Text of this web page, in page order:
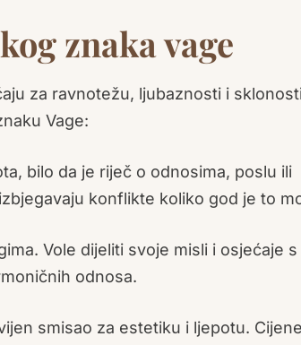
znaka vage
za ravnotežu, ljubaznosti i
Vage:
bilo da je riječ o odnosima, poslu ili
konflikte koliko god je to
Vole dijeliti svoje misli i osjećaje s
odnosa.
smisao za estetiku i ljepotu.